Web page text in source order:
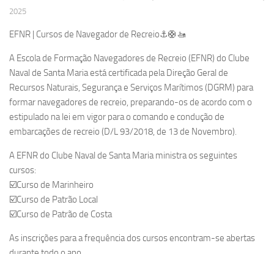
2025
EFNR | Cursos de Navegador de Recreio⚓️🛟🚤
A Escola de Formação Navegadores de Recreio (EFNR) do Clube
Naval de Santa Maria está certificada pela Direção Geral de
Recursos Naturais, Segurança e Serviços Marítimos (DGRM) para
formar navegadores de recreio, preparando-os de acordo com o
estipulado na lei em vigor para o comando e condução de
embarcações de recreio (D/L 93/2018, de 13 de Novembro).
A EFNR do Clube Naval de Santa Maria ministra os seguintes
cursos:
☑️Curso de Marinheiro
☑️Curso de Patrão Local
☑️Curso de Patrão de Costa
As inscrições para a frequência dos cursos encontram-se abertas